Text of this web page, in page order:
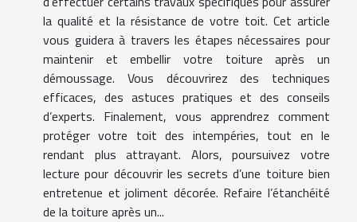
la qualité et la résistance de votre toit. Cet article
vous guidera à travers les étapes nécessaires pour
maintenir et embellir votre toiture après un
démoussage. Vous découvrirez des techniques
efficaces, des astuces pratiques et des conseils
d’experts. Finalement, vous apprendrez comment
protéger votre toit des intempéries, tout en le
rendant plus attrayant. Alors, poursuivez votre
lecture pour découvrir les secrets d’une toiture bien
entretenue et joliment décorée. Refaire l’étanchéité
de la toiture après un...